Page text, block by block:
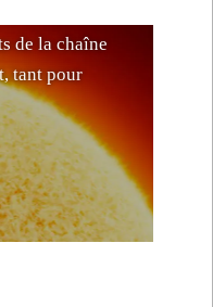
s de la chaîne
, tant pour
le que pou